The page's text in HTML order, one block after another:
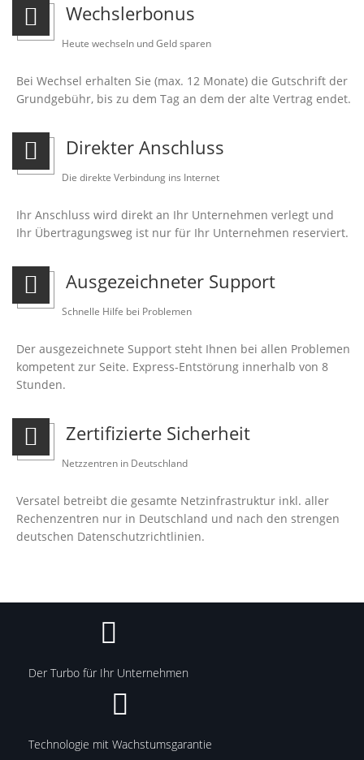
Wechslerbonus
Heute wechseln und Geld sparen
Bei Wechsel erhalten Sie (max. 12 Monate) die Gutschrift der
Grundgebühr, bis zu dem Tag an dem der alte Vertrag endet.
Direkter Anschluss
Die direkte Verbindung ins Internet
Ihr Anschluss wird direkt an Ihr Unternehmen verlegt und
Ihr Übertragungsweg ist nur für Ihr Unternehmen reserviert.
Ausgezeichneter Support
Schnelle Hilfe bei Problemen
Der ausgezeichnete Support steht Ihnen bei allen Problemen
kompetent zur Seite. Express-Entstörung innerhalb von 8
Stunden.
Zertifizierte Sicherheit
Netzzentren in Deutschland
Versatel betreibt die gesamte Netzinfrastruktur inkl. aller
Rechenzentren nur in Deutschland und nach den strengen
deutschen Datenschutzrichtlinien.
Der Turbo für Ihr Unternehmen
Technologie mit Wachstumsgarantie